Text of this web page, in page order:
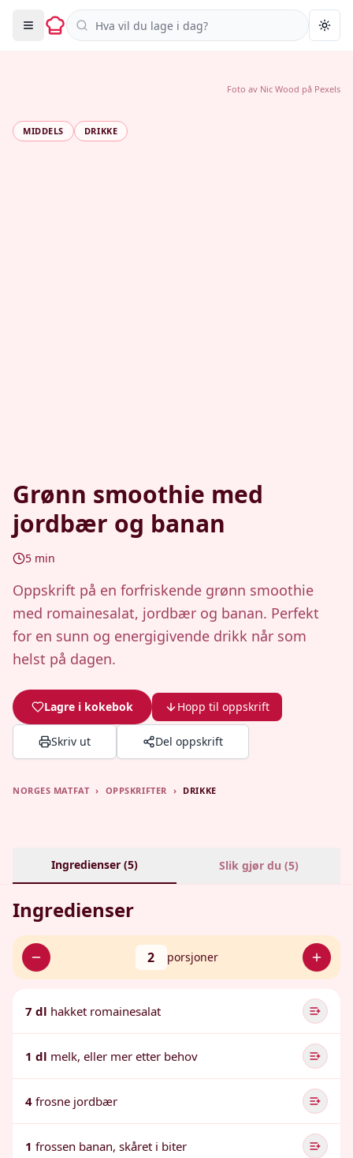
Søk i oppskrifter
MIDDELS DRIKKE
Grønn smoothie med
jordbær og banan
5 min
Oppskrift på en forfriskende grønn smoothie
med romainesalat, jordbær og banan. Perfekt
for en sunn og energigivende drikk når som
helst på dagen.
Lagre i kokebok Hopp til oppskrift
Skriv ut Del oppskrift
Foto av Nic Wood på Pexels
NORGES MATFAT › OPPSKRIFTER › DRIKKE
Ingredienser (5) Slik gjør du (5)
Ingredienser
2 porsjoner
7 dl hakket romainesalat
1 dl melk, eller mer etter behov
4 frosne jordbær
1 frossen banan, skåret i biter